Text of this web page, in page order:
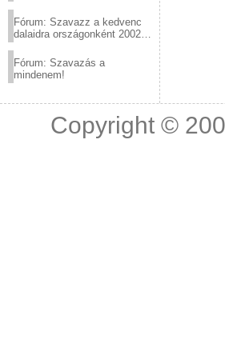
Fórum: Szavazz a kedvenc
dalaidra országonként 2002
Fórum: Szavazás a
mindenem!
Copyright ©